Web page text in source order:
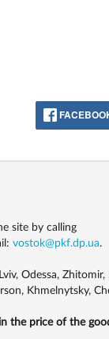
site by calling
vostok@pkf.dp.ua.
Odessa, Zhitomir,
Khmelnytsky,
the price of the